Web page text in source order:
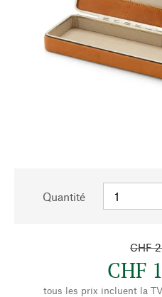
Quantité
CHF
CHF
tous les prix incluent la